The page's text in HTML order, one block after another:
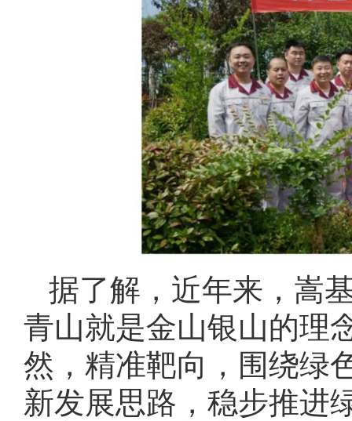
据了解，近年来，嵩
青山就是金山银山的理
然，精准靶向，围绕绿
新发展思路，稳步推进